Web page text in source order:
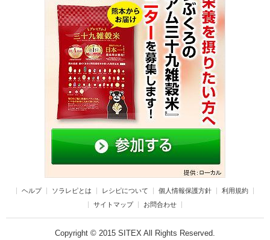
ヘルプ ソラレピとは レシピについて 個人情報保護方針
利用規約
サイトマップ
お問合わせ
Copyright © 2015 SITEX All Rights Reserved.